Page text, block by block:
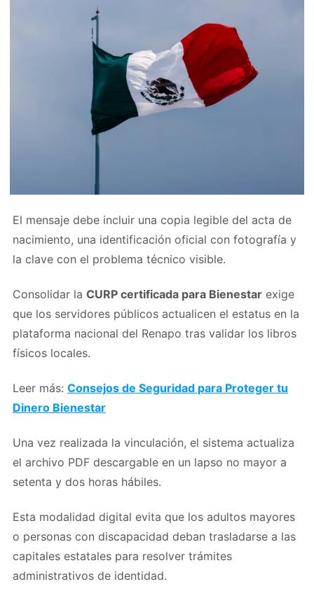
El mensaje debe incluir una copia legible del acta de
nacimiento, una identificación oficial con fotografía y
la clave con el problema técnico visible.
Consolidar la CURP certificada para Bienestar exige
que los servidores públicos actualicen el estatus en la
plataforma nacional del Renapo tras validar los libros
físicos locales.
Leer más: Consejos de Seguridad para Proteger tu
Dinero Bienestar
Una vez realizada la vinculación, el sistema actualiza
el archivo PDF descargable en un lapso no mayor a
setenta y dos horas hábiles.
Esta modalidad digital evita que los adultos mayores
o personas con discapacidad deban trasladarse a las
capitales estatales para resolver trámites
administrativos de identidad.